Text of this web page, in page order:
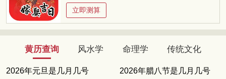
立即测算
黄历查询 风水学 命理学 传统文化
2026年元旦是几月几号 2026年腊八节是几月几号